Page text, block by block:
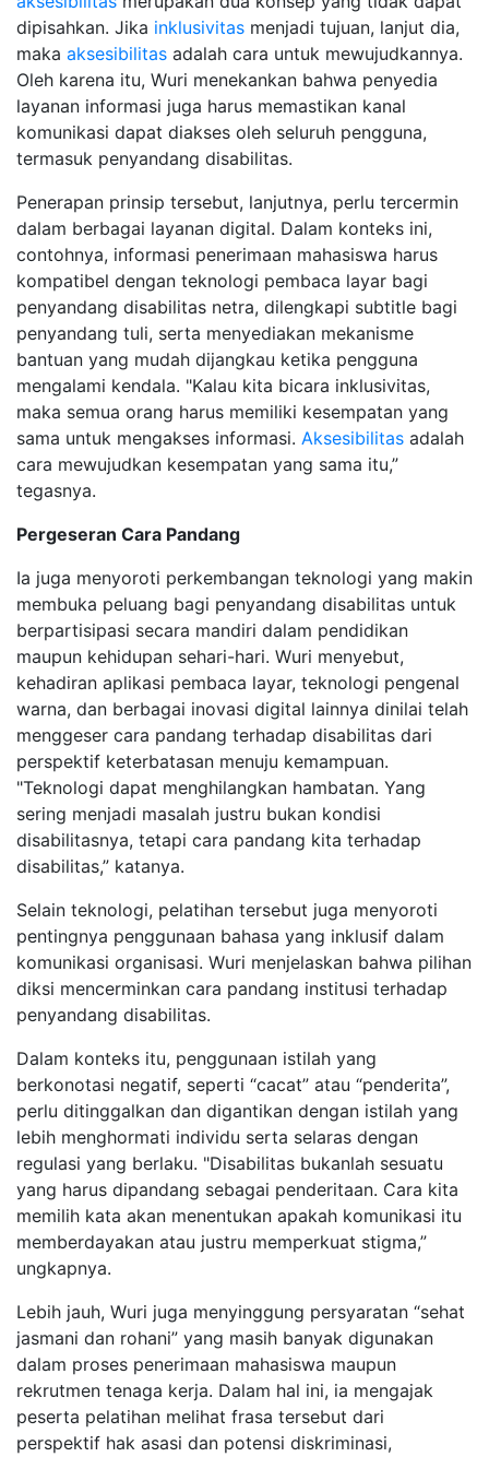
dipisahkan. Jika inklusivitas menjadi tujuan, lanjut dia,
maka aksesibilitas adalah cara untuk mewujudkannya.
Oleh karena itu, Wuri menekankan bahwa penyedia
layanan informasi juga harus memastikan kanal
komunikasi dapat diakses oleh seluruh pengguna,
termasuk penyandang disabilitas.
Penerapan prinsip tersebut, lanjutnya, perlu tercermin
dalam berbagai layanan digital. Dalam konteks ini,
contohnya, informasi penerimaan mahasiswa harus
kompatibel dengan teknologi pembaca layar bagi
penyandang disabilitas netra, dilengkapi subtitle bagi
penyandang tuli, serta menyediakan mekanisme
bantuan yang mudah dijangkau ketika pengguna
mengalami kendala. "Kalau kita bicara inklusivitas,
maka semua orang harus memiliki kesempatan yang
sama untuk mengakses informasi. Aksesibilitas adalah
cara mewujudkan kesempatan yang sama itu,”
tegasnya.
Pergeseran Cara Pandang
Ia juga menyoroti perkembangan teknologi yang makin
membuka peluang bagi penyandang disabilitas untuk
berpartisipasi secara mandiri dalam pendidikan
maupun kehidupan sehari-hari. Wuri menyebut,
kehadiran aplikasi pembaca layar, teknologi pengenal
warna, dan berbagai inovasi digital lainnya dinilai telah
menggeser cara pandang terhadap disabilitas dari
perspektif keterbatasan menuju kemampuan.
"Teknologi dapat menghilangkan hambatan. Yang
sering menjadi masalah justru bukan kondisi
disabilitasnya, tetapi cara pandang kita terhadap
disabilitas,” katanya.
Selain teknologi, pelatihan tersebut juga menyoroti
pentingnya penggunaan bahasa yang inklusif dalam
komunikasi organisasi. Wuri menjelaskan bahwa pilihan
diksi mencerminkan cara pandang institusi terhadap
penyandang disabilitas.
Dalam konteks itu, penggunaan istilah yang
berkonotasi negatif, seperti “cacat” atau “penderita”,
perlu ditinggalkan dan digantikan dengan istilah yang
lebih menghormati individu serta selaras dengan
regulasi yang berlaku. "Disabilitas bukanlah sesuatu
yang harus dipandang sebagai penderitaan. Cara kita
memilih kata akan menentukan apakah komunikasi itu
memberdayakan atau justru memperkuat stigma,”
ungkapnya.
Lebih jauh, Wuri juga menyinggung persyaratan “sehat
jasmani dan rohani” yang masih banyak digunakan
dalam proses penerimaan mahasiswa maupun
rekrutmen tenaga kerja. Dalam hal ini, ia mengajak
peserta pelatihan melihat frasa tersebut dari
perspektif hak asasi dan potensi diskriminasi,